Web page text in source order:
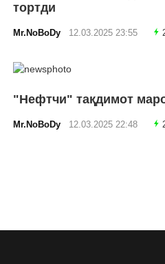
тортди
Mr.NoBoDy 12.03.2025 23:55
"Нефтчи" тақдимот
Mr.NoBoDy 12.03.2025 22:48